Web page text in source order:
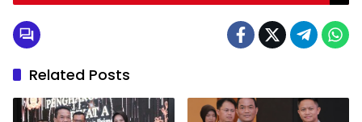
Related Posts